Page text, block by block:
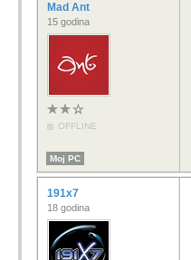
Mad Ant
15 godina
OFFLINE
Moj PC
191x7
18 godina